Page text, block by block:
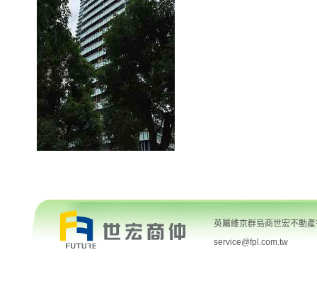
英屬維京群島商世宏不動
service@fpl.com.tw